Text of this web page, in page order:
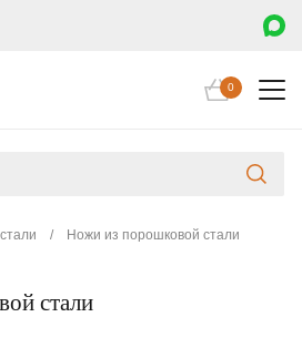
0
/ Ножи из порошковой стали
стали